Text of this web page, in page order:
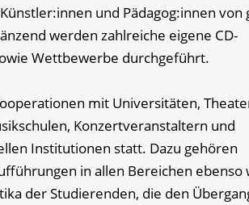
und Pädagog:innen von
werden zahlreiche eigene CD-
Wettbewerbe durchgeführt.
mit Universitäten,
Konzertveranstaltern und
Institutionen statt. Dazu gehören
in allen Bereichen ebenso
der Studierenden, die den